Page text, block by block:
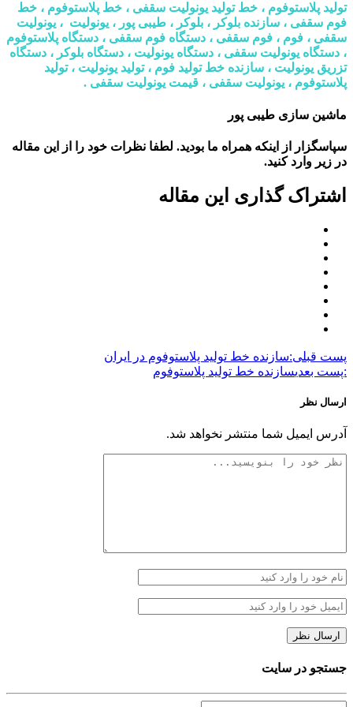
تولید پلاستوفوم ، خط تولید یونولیت سقفی ، خط پلاستوفوم ، خط
فوم سقفی ، سازنده بلوکر ، بلوکر ، طیبی پور ، یونولیت ، یونولیت
سقفی ، فوم ، فوم سقفی ، دستگاه فوم سقفی ، دستگاه پلاستوفوم
، دستگاه یونولیت سقفی ، دستگاه یونولیت ، دستگاه بلوکر ، دستگاه
تزریق یونولیت ، سازنده خط تولید فوم ، تولید یونولیت ، تولید
پلاستوفوم ، یونولیت سقفی ، قیمت یونولیت سقفی .
ماشین سازی طیبی پور
سپاسگزار از اینکه همراه ما بودید. لطفا نظرات خود را از این مقاله
در زیر وارد کنید.
اشتراک گذاری این مقاله
پست قبلی:سازنده خط تولید پلاستوفوم در ایران
:پست بعدیسازنده خط تولید پلاستوفوم
ارسال نظر
آدرس ایمیل شما منتشر نخواهد شد.
جستجو در سایت